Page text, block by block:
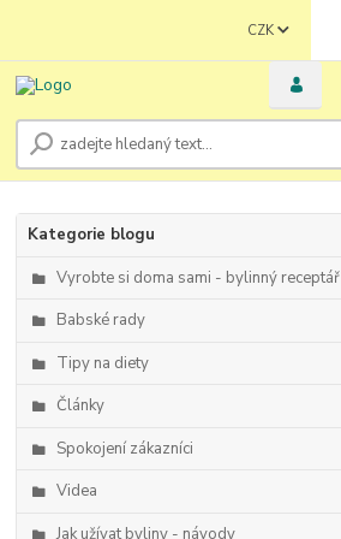
CZK
Kategorie blogu
Vyrobte si doma sami - bylinný receptář
Babské rady
Tipy na diety
Články
Spokojení zákazníci
Videa
Jak užívat byliny - návody